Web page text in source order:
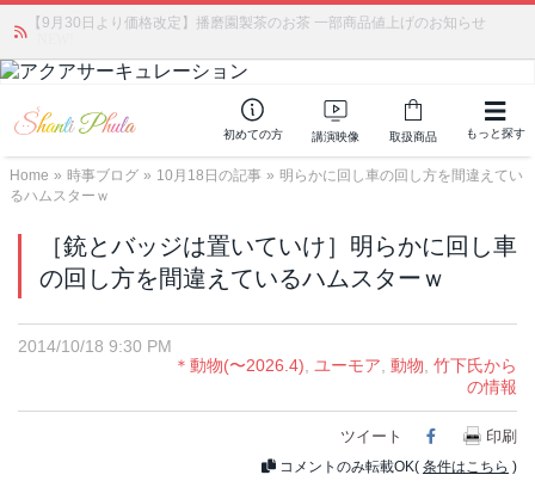
【9月30日より価格改定】播磨園製茶のお茶 一部商品値上げのお知らせ
かつて愛されていた人気商品が復活！夏場に活躍するジェルクリーム「アク
初めての方 講演映像 取扱商品 もっと探す
Home » 時事ブログ » 10月18日の記事 » 明らかに回し車の回し方を間違えてい
るハムスターｗ
［銃とバッジは置いていけ］明らかに回し車
の回し方を間違えているハムスターｗ
2014/10/18 9:30 PM
＊動物(〜2026.4)
ユーモア 動物 竹下氏から
の情報
ツイート Facebook
印刷
コメントのみ転載OK( 条件はこちら )